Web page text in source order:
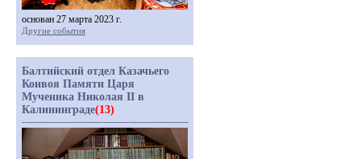
основан 27 марта 2023 г.
Другие события
Балтийский отдел Казачьего
Конвоя Памяти Царя
Мученика Николая II в
Калининграде(13)